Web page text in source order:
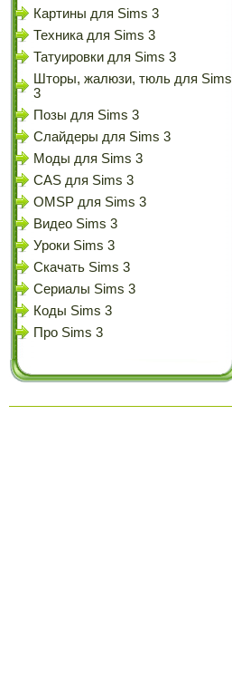
Картины для Sims 3
Техника для Sims 3
Татуировки для Sims 3
Шторы, жалюзи, тюль для Sims
3
Позы для Sims 3
Слайдеры для Sims 3
Моды для Sims 3
CAS для Sims 3
OMSP для Sims 3
Видео Sims 3
Уроки Sims 3
Скачать Sims 3
Сериалы Sims 3
Коды Sims 3
Про Sims 3